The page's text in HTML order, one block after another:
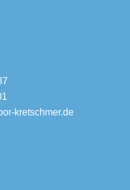
kretschmer.de